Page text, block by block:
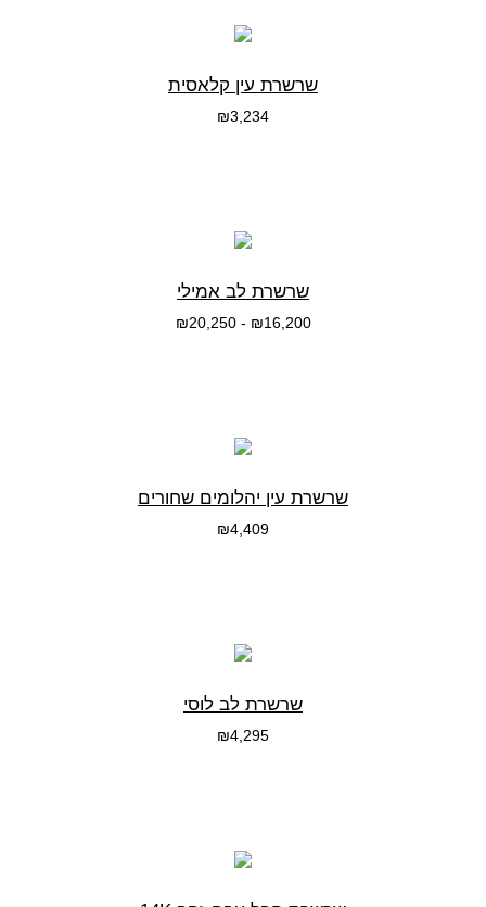
שרשרת עין קלאסית
₪3,234
שרשרת לב אמילי
₪16,200
-
₪20,250
שרשרת עין יהלומים שחורים
₪4,409
שרשרת לב לוסי
₪4,295